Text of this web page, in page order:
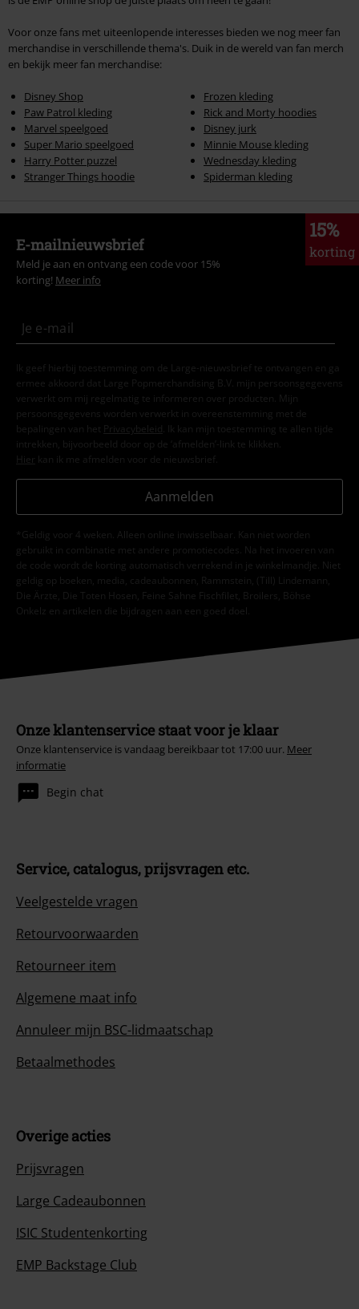
Voor onze fans met uiteenlopende interesses bieden we nog meer fan
merchandise in verschillende thema's. Duik in de wereld van fan merch
en bekijk meer fan merchandise:
Disney Shop
Paw Patrol kleding
Marvel speelgoed
Super Mario speelgoed
Harry Potter puzzel
Stranger Things hoodie
Frozen kleding
Rick and Morty hoodies
Disney jurk
Minnie Mouse kleding
Wednesday kleding
Spiderman kleding
15%
korting
E-mailnieuwsbrief
Meld je aan en ontvang een code voor 15%
korting! Meer info
Ik geef hierbij toestemming om de Large-nieuwsbrief te ontvangen en ga
ermee akkoord dat Large Popmerchandising B.V. mijn persoonsgegevens
verwerkt om mij regelmatig te informeren over producten. Mijn
persoonsgegevens worden verwerkt in overeenstemming met de
bepalingen van het
Privacybeleid . Ik kan mijn toestemming te allen tijde
intrekken, bijvoorbeeld door op de ‘afmelden’-link te klikken.
Hier kan ik me afmelden voor de nieuwsbrief.
Aanmelden
*Geldig voor 4 weken. Alleen online inwisselbaar. Kan niet worden
gebruikt in combinatie met andere promotiecodes. Na het invoeren van
de code wordt de korting automatisch verrekend in je winkelmandje. Niet
geldig op boeken, media, cadeaubonnen, Rammstein, (Till) Lindemann,
Die Ärzte, Die Toten Hosen, Feine Sahne Fischfilet, Broilers, Böhse
Onkelz en artikelen die bijdragen aan een goed doel.
Onze klantenservice staat voor je klaar
Onze klantenservice is vandaag bereikbaar tot 17:00 uur. Meer
informatie
Begin chat
Service, catalogus, prijsvragen etc.
Veelgestelde vragen
Retourvoorwaarden
Retourneer item
Algemene maat info
Annuleer mijn BSC-lidmaatschap
Betaalmethodes
Overige acties
Prijsvragen
Large Cadeaubonnen
ISIC Studentenkorting
EMP Backstage Club